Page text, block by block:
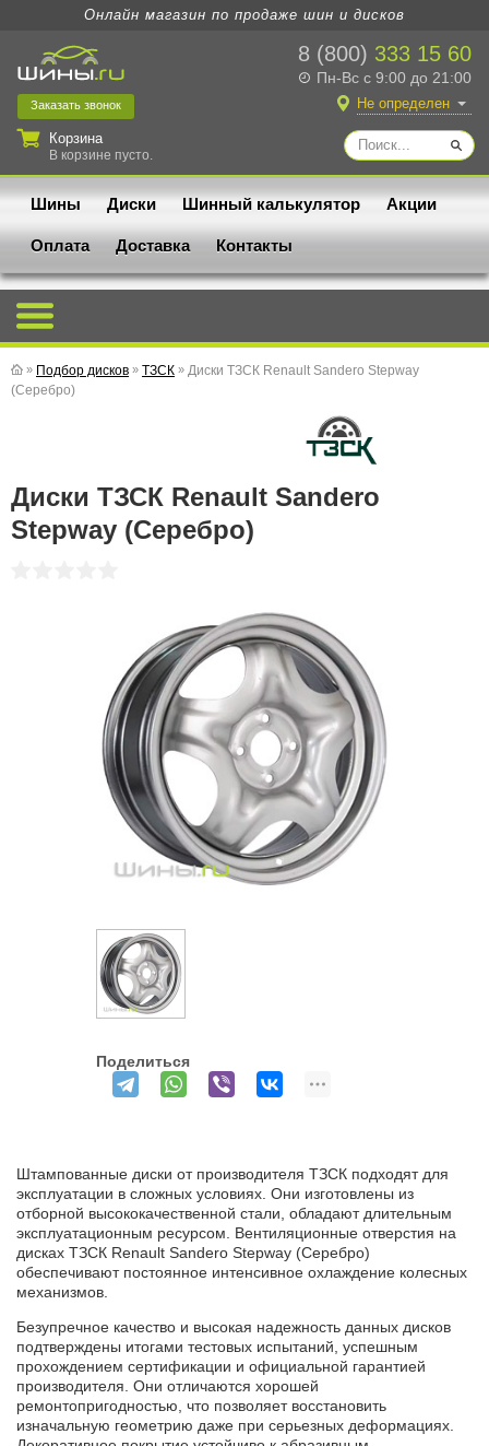
Онлайн магазин по продаже шин и дисков
8 (800) 333 15 60
Пн-Вс с 9:00 до 21:00
Заказать звонок
Корзина
В корзине пусто.
Не определен
Шины Диски Шинный калькулятор Акции
Оплата Доставка Контакты
» Подбор дисков » ТЗСК » Диски ТЗСК Renault Sandero Stepway
(Серебро)
Диски ТЗСК Renault Sandero
Stepway (Серебро)
Поделиться
Штампованные диски от производителя ТЗСК подходят для
эксплуатации в сложных условиях. Они изготовлены из
отборной высококачественной стали, обладают длительным
эксплуатационным ресурсом. Вентиляционные отверстия на
дисках ТЗСК Renault Sandero Stepway (Серебро)
обеспечивают постоянное интенсивное охлаждение колесных
механизмов.
Безупречное качество и высокая надежность данных дисков
подтверждены итогами тестовых испытаний, успешным
прохождением сертификации и официальной гарантией
производителя. Они отличаются хорошей
ремонтопригодностью, что позволяет восстановить
изначальную геометрию даже при серьезных деформациях.